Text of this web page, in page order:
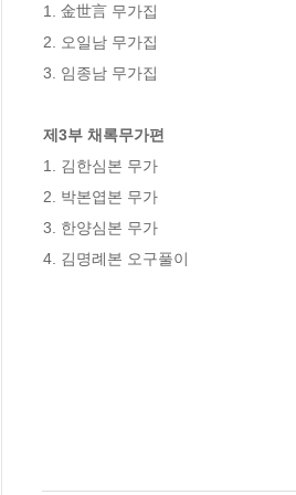
1. 金世言 무가집
2. 오일남 무가집
3. 임종남 무가집
제3부 채록무가편
1. 김한심본 무가
2. 박본엽본 무가
3. 한양심본 무가
4. 김명례본 오구풀이